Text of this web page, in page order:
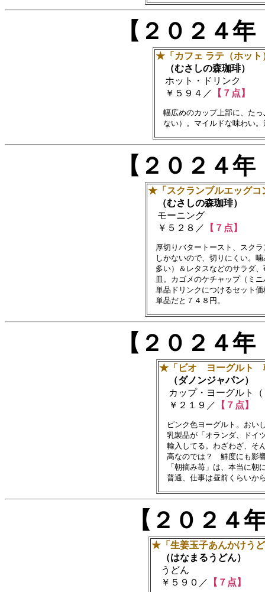
【２０２４
★「カフェ ラテ（ホット
（むさしの森珈琲）
ホット・ドリンク
￥５９４／ 【７点】
幅広めのカップ上部に、た
【２０２４
★「スクランブルエッグコ
（むさしの森珈琲）
モーニング
￥５２８／ 【７点】
厚切りバタートースト、スク
しかないので、切りにくい。噛
多い）＆レタスなどのサラダ、
皿。カゴメのケチャップ（ミニ
単品ドリンクにつけるセット
【２０２４
★「ビオ ヨーグルト
（ダノンジャパン）
カップ・ヨーグルト（
￥２１９／
【７点】
ピンク色ヨーグルト。お
乳製品が「オランダ、ドイ
輸入してる。わざわざ、そ
高なのでは？　鮮度にも影
「朝摘み苺」は、本当に朝
【２０２
★「生姜玉子あんかけう
（はなまるうどん）
うどん
￥５９０／
【７点】